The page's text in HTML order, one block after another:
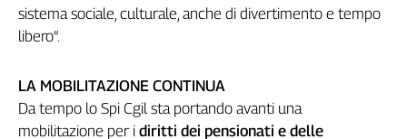
sistema sociale, culturale, anche di divertimento e tempo
libero”.
LA MOBILITAZIONE CONTINUA
Da tempo lo Spi Cgil sta portando avanti una
mobilitazione per i diritti dei pensionati e delle